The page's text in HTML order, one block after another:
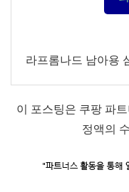
라프롬나드 남아용
이 포스팅은 쿠팡 파
정액의